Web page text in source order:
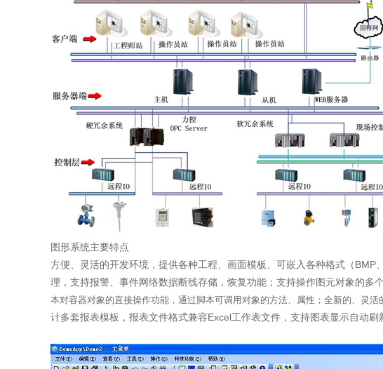
图形系统主要特点
方便、灵活的开发环境，提供各种工程、画面模板、可嵌入各种格式（
理，支持报警、事件网络数据断线存储，恢复功能；支持操作图元对象的多
本对容器对象的直接操作功能，通过脚本可调用对象的方法、
属性；全新的、灵
计多套报表模板，报表文件格式兼容Excel工作表文件，支持图表显示自动